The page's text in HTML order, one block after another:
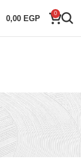
0
0,00 EGP